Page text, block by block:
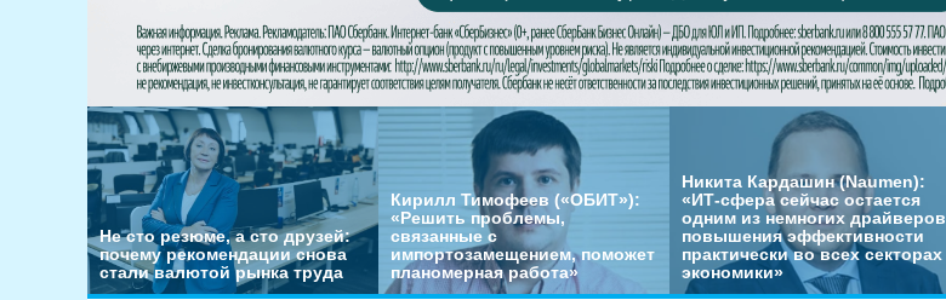
Не сто резюме, а сто друзей:
почему рекомендации снова
стали валютой рынка труда
Кирилл Тимофеев («ОБИТ»):
«Решить проблемы,
связанные с
импортозамещением, поможет
планомерная работа»
Никита Кардашин (Naumen):
«ИТ-сфера сейчас остается
одним из немногих драйверов
повышения эффективности
практически во всех секторах
экономики»